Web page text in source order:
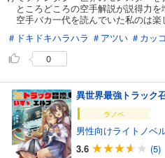
ところどころの空手解説が説得力を
空手バカ一代を読んでいた私のは楽
＃ドキドキハラハラ ＃アツい ＃カッ
0
異世界最強トラック
ラノベ
男性向けライトノベ
3.6
(5)